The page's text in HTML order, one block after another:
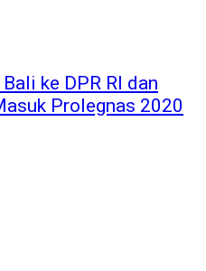
ke DPR RI dan
Prolegnas 2020